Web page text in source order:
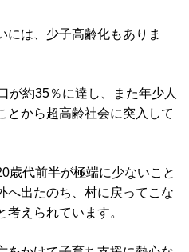
は、少子高齢化もありま
約35％に達し、また年少人
とから超高齢社会に突入して
代前半が極端に少ないこと
へ出たのち、村に戻ってこな
えられています。